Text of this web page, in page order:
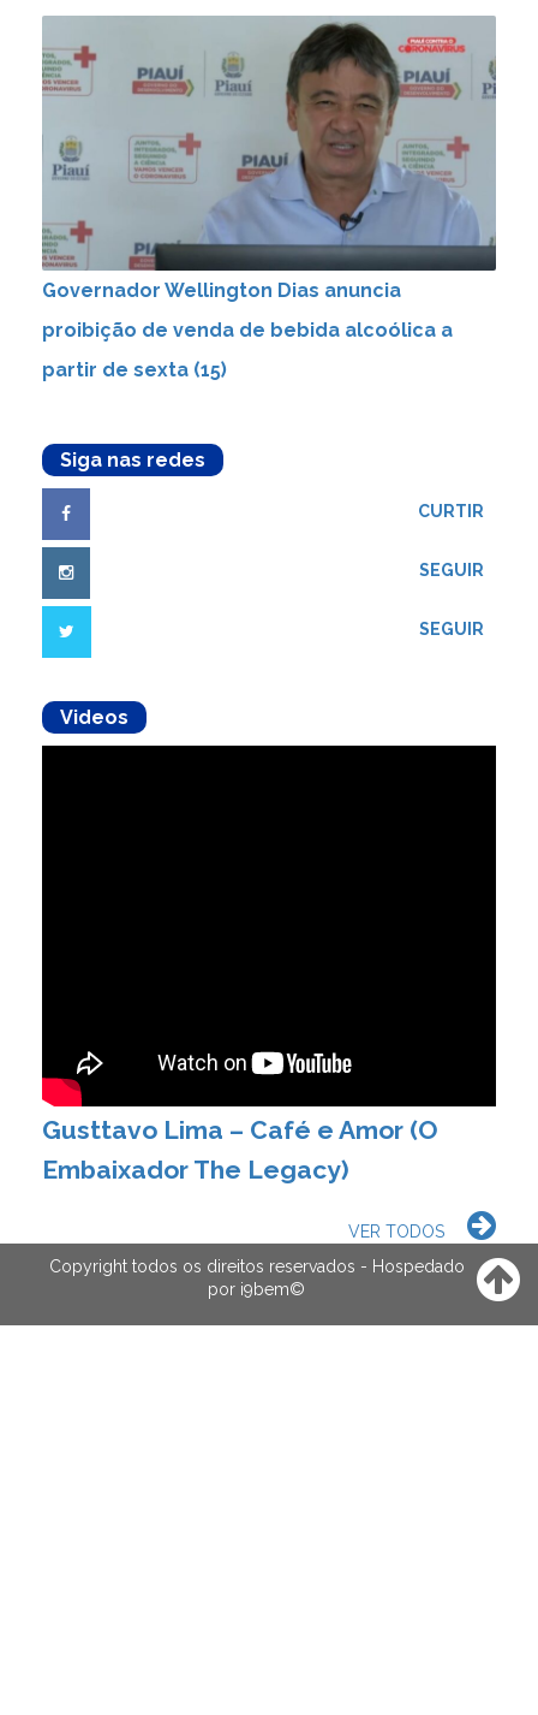
Governador Wellington Dias anuncia
proibição de venda de bebida alcoólica a
partir de sexta (15)
Siga nas redes
CURTIR
SEGUIR
SEGUIR
Videos
Gusttavo Lima – Café e Amor (O
Embaixador The Legacy)
VER TODOS
Copyright todos os direitos reservados - Hospedado
por i9bem©